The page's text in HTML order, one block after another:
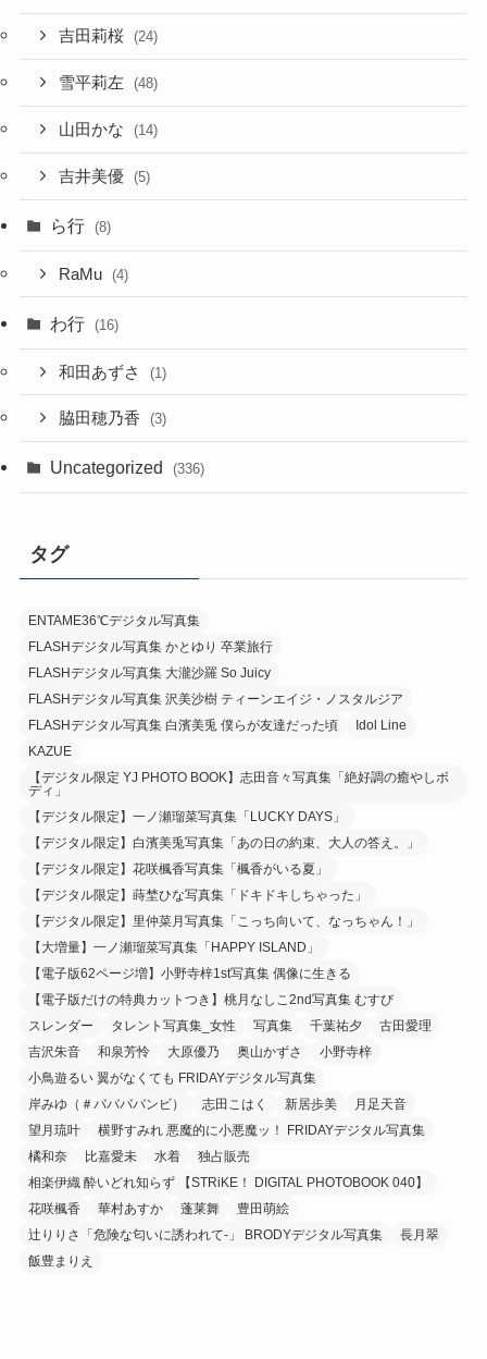
吉田莉桜 (24)
雪平莉左 (48)
山田かな (14)
吉井美優 (5)
ら行 (8)
RaMu (4)
わ行 (16)
和田あずさ (1)
脇田穂乃香 (3)
Uncategorized (336)
タグ
ENTAME36℃デジタル写真集
FLASHデジタル写真集 かとゆり 卒業旅行
FLASHデジタル写真集 大瀧沙羅 So Juicy
FLASHデジタル写真集 沢美沙樹 ティーンエイジ・ノスタルジア
FLASHデジタル写真集 白濱美兎 僕らが友達だった頃
Idol Line
KAZUE
【デジタル限定 YJ PHOTO BOOK】志田音々写真集「絶好調の癒やしボ
ディ」
【デジタル限定】一ノ瀬瑠菜写真集「LUCKY DAYS」
【デジタル限定】白濱美兎写真集「あの日の約束、大人の答え。」
【デジタル限定】花咲楓香写真集「楓香がいる夏」
【デジタル限定】蒔埜ひな写真集「ドキドキしちゃった」
【デジタル限定】里仲菜月写真集「こっち向いて、なっちゃん！」
【大増量】一ノ瀬瑠菜写真集「HAPPY ISLAND」
【電子版62ページ増】小野寺梓1st写真集 偶像に生きる
【電子版だけの特典カットつき】桃月なしこ2nd写真集 むすび
スレンダー
タレント写真集_女性 写真集 千葉祐夕
古田愛理
吉沢朱音
和泉芳怜 大原優乃 奥山かずさ
小野寺梓
小鳥遊るい 翼がなくても FRIDAYデジタル写真集
岸みゆ（＃ババババンビ）
志田こはく 新居歩美
月足天音
望月琉叶
横野すみれ 悪魔的に小悪魔ッ！ FRIDAYデジタル写真集
橘和奈
比嘉愛未 水着
独占販売
相楽伊織 酔いどれ知らず 【STRiKE！ DIGITAL PHOTOBOOK 040】
花咲楓香
華村あすか 蓬莱舞
豊田萌絵
辻りりさ「危険な匂いに誘われて-」 BRODYデジタル写真集
長月翠
飯豊まりえ